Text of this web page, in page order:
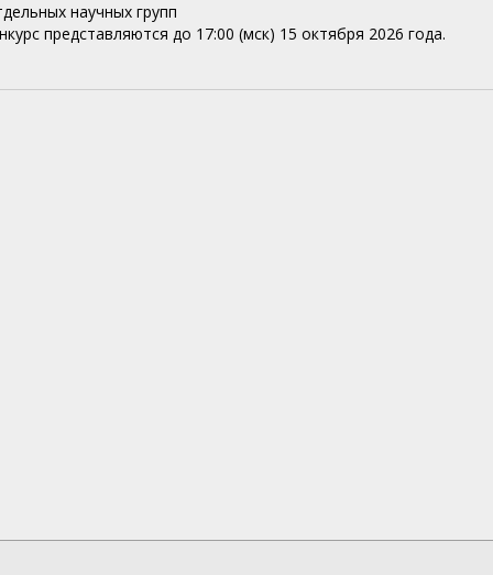
научных групп
представляются до 17:00 (мск) 15 октября 2026 года.